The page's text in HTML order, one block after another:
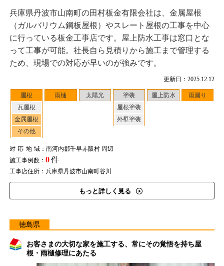
更新日：2025.12.12
屋根
瓦屋根
金属屋根
その他
雨樋 太陽光
塗装
屋根塗装
外壁塗装
屋上防水 雨漏り
対応地域：南河内郡千早赤阪村 周辺
施工事例数： 0件
工事店住所：兵庫県丹波市山南町谷川
もっと詳しく見る
兵庫県丹波市山南町の田村板金有限会社は、金属屋根
（ガルバリウム鋼板屋根）やスレート屋根の工事を中心
に行っている板金工事店です。屋上防水工事は窓口とな
って工事が可能。社長自ら見積りから施工まで管理する
ため、現場での対応が早いのが強みです。
徳島県
お客さまの大切な家を施工する、常にその覚悟を持ち屋
根・雨樋修理にあたる